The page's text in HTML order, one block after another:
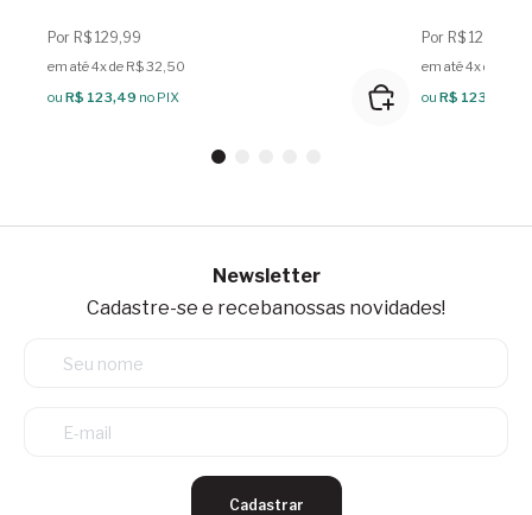
Por R$ 129,99
em até 4x de R$ 32,50
ou R$ 123,49 no PIX
Por R$ 129,99
em até 4x de R$
ou R$ 123,49
Newsletter
Cadastre-se e recebanossas novidades!
Cadastrar